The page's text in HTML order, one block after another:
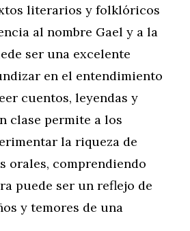
literarios y folklóricos
al nombre Gael y a la
ser una excelente
en el entendimiento
cuentos, leyendas y
clase permite a los
la riqueza de
orales, comprendiendo
puede ser un reflejo de
y temores de una